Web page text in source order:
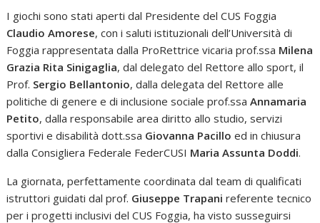
I giochi sono stati aperti dal Presidente del CUS Foggia
Claudio Amorese, con i saluti istituzionali dell’Università di
Foggia rappresentata dalla ProRettrice vicaria prof.ssa Milena
Grazia Rita Sinigaglia, dal delegato del Rettore allo sport, il
Prof. Sergio Bellantonio, dalla delegata del Rettore alle
politiche di genere e di inclusione sociale prof.ssaAnnamaria
Petito, dalla responsabile area diritto allo studio, servizi
sportivi e disabilità dott.ssa Giovanna Pacillo ed in chiusura
dalla Consigliera Federale FederCUSI Maria Assunta Doddi.
La giornata, perfettamente coordinata dal team di qualificati
istruttori guidati dal prof. Giuseppe Trapani referente tecnico
per i progetti inclusivi del CUS Foggia, ha visto susseguirsi